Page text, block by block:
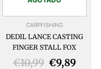
CARPFISHING
DEDIL LANCE CASTING
FINGER STALL FOX
€10,99 €9,89